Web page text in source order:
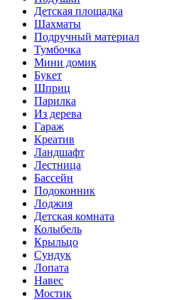
Детская площадка
Шахматы
Подручный материал
Тумбочка
Мини домик
Букет
Шприц
Парилка
Из дерева
Гараж
Креатив
Ландшафт
Лестница
Бассейн
Подоконник
Лоджия
Детская комната
Колыбель
Крыльцо
Сундук
Лопата
Навес
Мостик